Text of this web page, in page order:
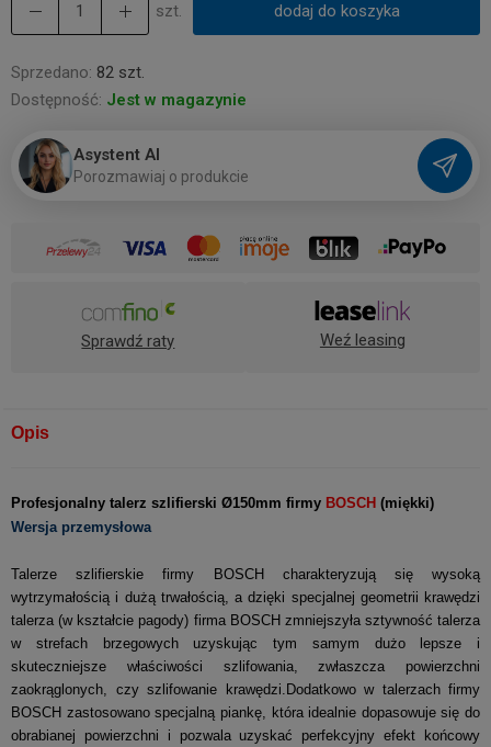
szt. dodaj do koszyka
Sprzedano: 82 szt.
Dostępność: Jest w magazynie
Asystent AI
Porozmawiaj o produkcie
Sprawdź raty Weź leasing
Opis
Profesjonalny talerz szlifierski Ø150mm firmy BOSCH (miękki)
Wersja przemysłowa
Talerze szlifierskie firmy BOSCH charakteryzują się wysoką
wytrzymałością i dużą trwałością, a dzięki specjalnej geometrii krawędzi
talerza (w kształcie pagody) firma BOSCH zmniejszyła sztywność talerza
w strefach brzegowych uzyskując tym samym dużo lepsze i
skuteczniejsze właściwości szlifowania, zwłaszcza powierzchni
zaokrąglonych, czy szlifowanie krawędzi.Dodatkowo w talerzach firmy
BOSCH zastosowano specjalną piankę, która idealnie dopasowuje się do
obrabianej powierzchni i pozwala uzyskać perfekcyjny efekt końcowy